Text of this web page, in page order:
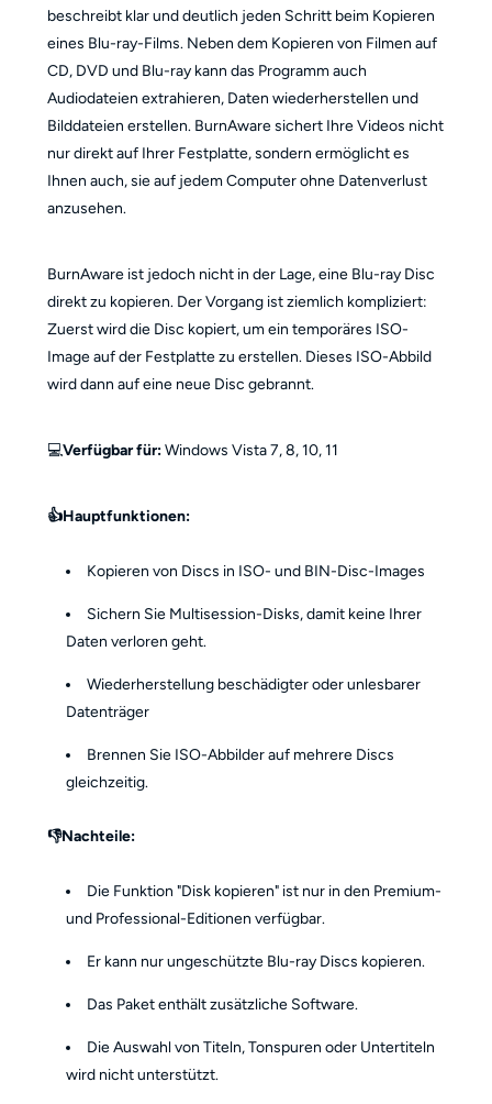
beschreibt klar und deutlich jeden Schritt beim Kopieren
eines Blu-ray-Films. Neben dem Kopieren von Filmen auf
CD, DVD und Blu-ray kann das Programm auch
Audiodateien extrahieren, Daten wiederherstellen und
Bilddateien erstellen. BurnAware sichert Ihre Videos nicht
nur direkt auf Ihrer Festplatte, sondern ermöglicht es
Ihnen auch, sie auf jedem Computer ohne Datenverlust
anzusehen.
BurnAware ist jedoch nicht in der Lage, eine Blu-ray Disc
direkt zu kopieren. Der Vorgang ist ziemlich kompliziert:
Zuerst wird die Disc kopiert, um ein temporäres ISO-
Image auf der Festplatte zu erstellen. Dieses ISO-Abbild
wird dann auf eine neue Disc gebrannt.
💻Verfügbar für:Windows Vista 7, 8, 10, 11
👍Hauptfunktionen:
Kopieren von Discs in ISO- und BIN-Disc-Images
Sichern Sie Multisession-Disks, damit keine Ihrer
Daten verloren geht.
Wiederherstellung beschädigter oder unlesbarer
Datenträger
Brennen Sie ISO-Abbilder auf mehrere Discs
gleichzeitig.
👎Nachteile:
Die Funktion "Disk kopieren" ist nur in den Premium-
und Professional-Editionen verfügbar.
Er kann nur ungeschützte Blu-ray Discs kopieren.
Das Paket enthält zusätzliche Software.
Die Auswahl von Titeln, Tonspuren oder Untertiteln
wird nicht unterstützt.